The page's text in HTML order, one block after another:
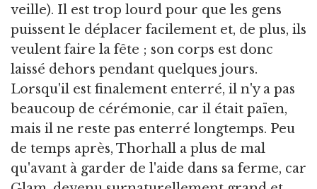
veille). Il est trop lourd pour que les gens
puissent le déplacer facilement et, de plus, ils
veulent faire la fête ; son corps est donc
laissé dehors pendant quelques jours.
Lorsqu'il est finalement enterré, il n'y a pas
beaucoup de cérémonie, car il était païen,
mais il ne reste pas enterré longtemps. Peu
de temps après, Thorhall a plus de mal
qu'avant à garder de l'aide dans sa ferme, car